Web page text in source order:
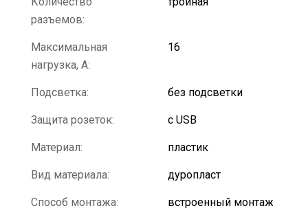
разъемов:
Максимальная
нагрузка, А:
16
Подсветка: без подсветки
Защита розеток: с USB
Материал: пластик
Вид материала: дуропласт
Способ монтажа: встроенный монтаж